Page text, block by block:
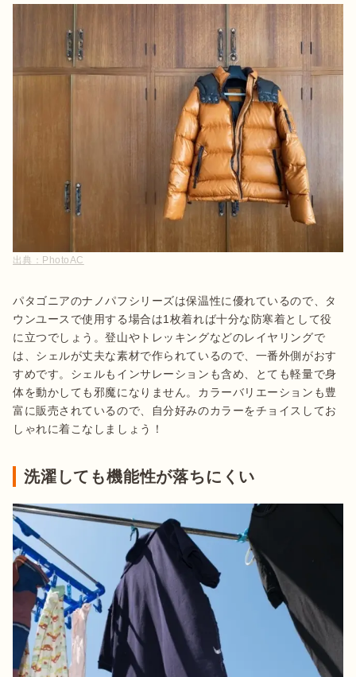
出典： PhotoAC
パタゴニアのナノパフシリーズは保温性に優れているので、タ
ウンユースで使用する場合は1枚着れば十分な防寒着として役
に立つでしょう。登山やトレッキングなどのレイヤリングで
は、シェルが丈夫な素材で作られているので、一番外側がおす
すめです。シェルもインサレーションも含め、とても軽量で身
体を動かしても邪魔になりません。カラーバリエーションも豊
富に販売されているので、自分好みのカラーをチョイスしてお
しゃれに着こなしましょう！
洗濯しても機能性が落ちにくい